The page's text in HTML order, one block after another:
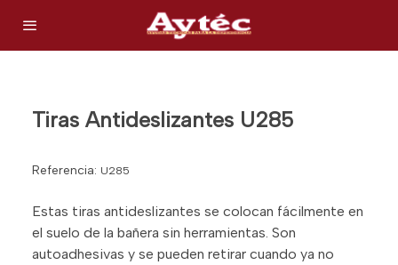
Tiras Antideslizantes U285
Referencia: U285
Estas tiras antideslizantes se colocan fácilmente en
el suelo de la bañera sin herramientas. Son
autoadhesivas y se pueden retirar cuando ya no